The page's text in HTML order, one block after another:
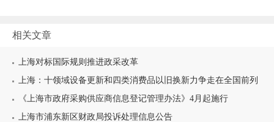
相关文章
上海对标国际规则推进政采改革
上海：十领域设备更新和四类消费品以旧换新力争走在全国前列
《上海市政府采购供应商信息登记管理办法》4月起施行
上海市浦东新区财政局投诉处理信息公告